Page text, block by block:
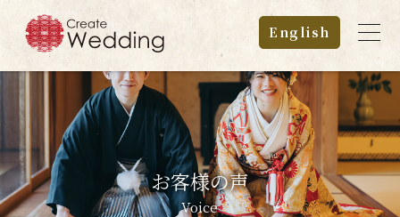
English
お客様の声
Voice